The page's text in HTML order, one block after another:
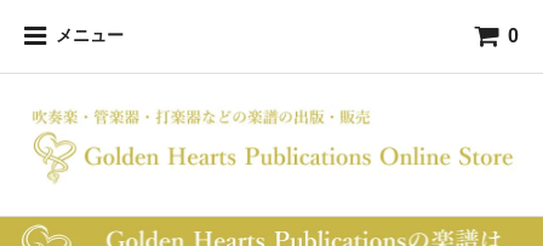
メニュー 0